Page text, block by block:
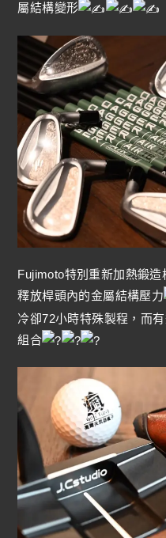
屬結構變形
Fujimoto特別重新加熱鍛
釋放桿頭內的金屬結構壓力
冷卻72小時特殊製程，而
組合